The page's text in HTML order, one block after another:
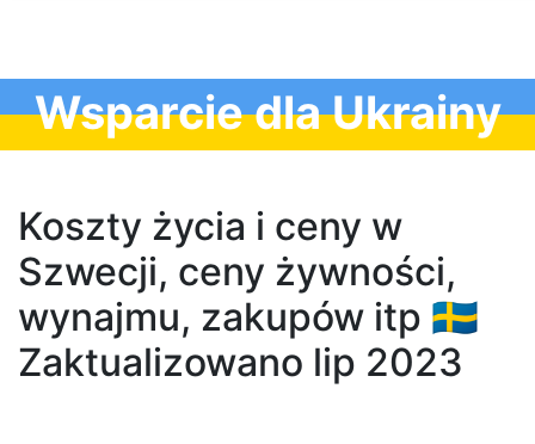
Wsparcie dla Ukrainy
Koszty życia i ceny w
Szwecji, ceny żywności,
wynajmu, zakupów itp 🇸🇪
Zaktualizowano lip 2023